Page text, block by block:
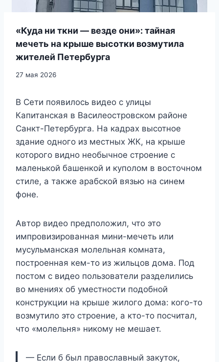
«Куда ни ткни — везде они»: тайная
мечеть на крыше высотки возмутила
жителей Петербурга
27 мая 2026
В Сети появилось видео с улицы
Капитанская в Василеостровском районе
Санкт-Петербурга. На кадрах высотное
здание одного из местных ЖК, на крыше
которого видно необычное строение с
маленькой башенкой и куполом в восточном
стиле, а также арабской вязью на синем
фоне.
Автор видео предположил, что это
импровизированная мини-мечеть или
мусульманская молельная комната,
построенная кем-то из жильцов дома. Под
постом с видео пользователи разделились
во мнениях об уместности подобной
конструкции на крыше жилого дома: кого-то
возмутило это строение, а кто-то посчитал,
что «молельня» никому не мешает.
— Если б был православный закуток,